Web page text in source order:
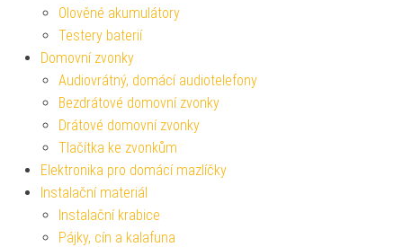
Olověné akumulátory
Testery baterií
Domovní zvonky
Audiovrátný, domácí audiotelefony
Bezdrátové domovní zvonky
Drátové domovní zvonky
Tlačítka ke zvonkům
Elektronika pro domácí mazlíčky
Instalační materiál
Instalační krabice
Pájky, cín a kalafuna